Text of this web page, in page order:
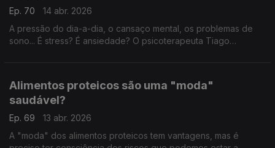
Ep. 70
14 abr. 2026
A pressão do dia-a-dia, o cansaço mental, os problemas de
sono... É stress? É ansiedade? O psicoterapeuta Tiago
Alimentos proteicos são uma "moda"
saudável?
Ep. 69
13 abr. 2026
A "moda" dos alimentos proteicos tem vantagens, mas é